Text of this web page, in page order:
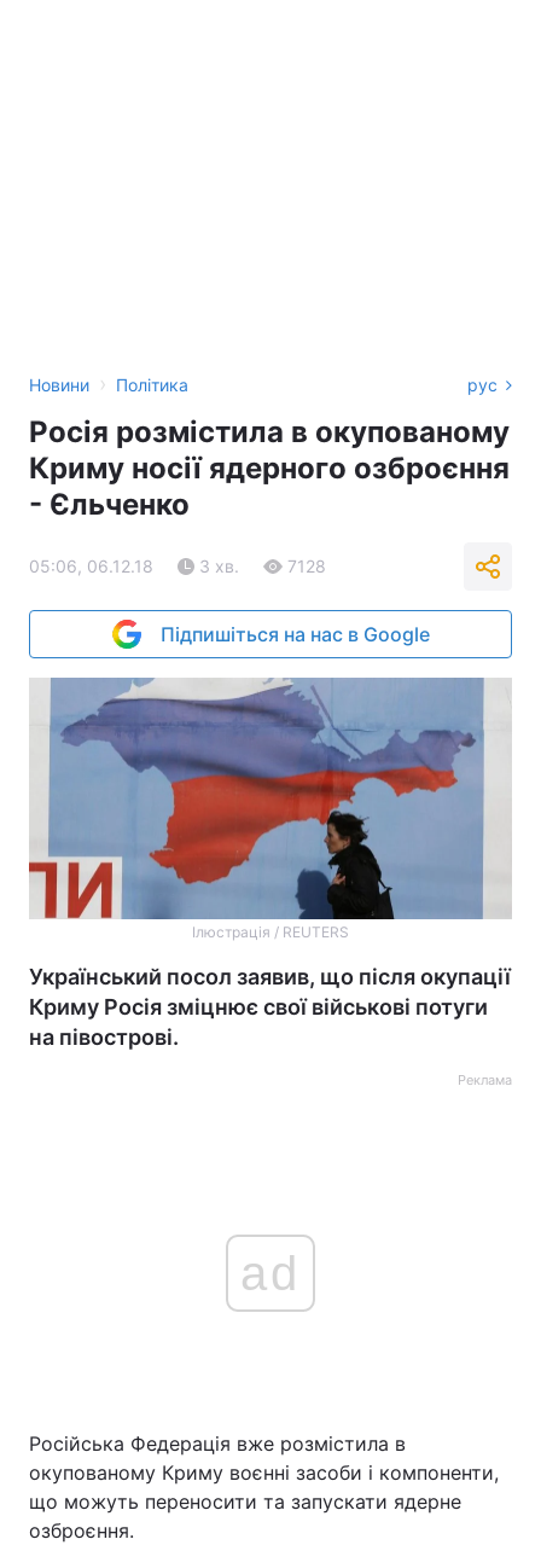
Новини › Політика рус
Росія розмістила в окупованому
Криму носії ядерного озброєння
- Єльченко
05:06, 06.12.18 3 хв. 7128
Підпишіться на нас в Google
Ілюстрація / REUTERS
Український посол заявив, що після окупації
Криму Росія зміцнює свої військові потуги
на півострові.
Реклама
ad
Російська Федерація вже розмістила в
окупованому Криму воєнні засоби і компоненти,
що можуть переносити та запускати ядерне
озброєння.